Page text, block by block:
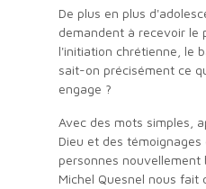
De plus en plus d'adolescents et d'adultes
demandent à recevoir le
l'initiation chrétienne, le
sait-on précisément ce
engage ?
Avec des mots simples, appuyé sur la Parole de
Dieu et des
personnes nouvellement
Michel Quesnel nous